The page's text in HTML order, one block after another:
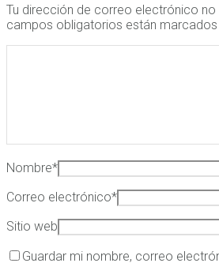
Tu dirección de correo electrónico no
campos obligatorios están
Nombre*
Correo electrónico*
Sitio web
Guardar mi nombre, correo